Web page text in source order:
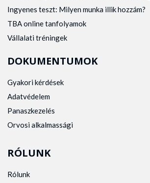
Ingyenes teszt: Milyen munka illik hozzám?
TBA online tanfolyamok
Vállalati tréningek
DOKUMENTUMOK
Gyakori kérdések
Adatvédelem
Panaszkezelés
Orvosi alkalmassági
RÓLUNK
Rólunk